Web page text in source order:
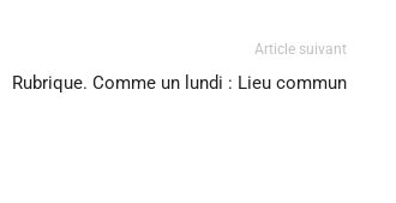
Article suivant
Rubrique. Comme un lundi : Lieu commun